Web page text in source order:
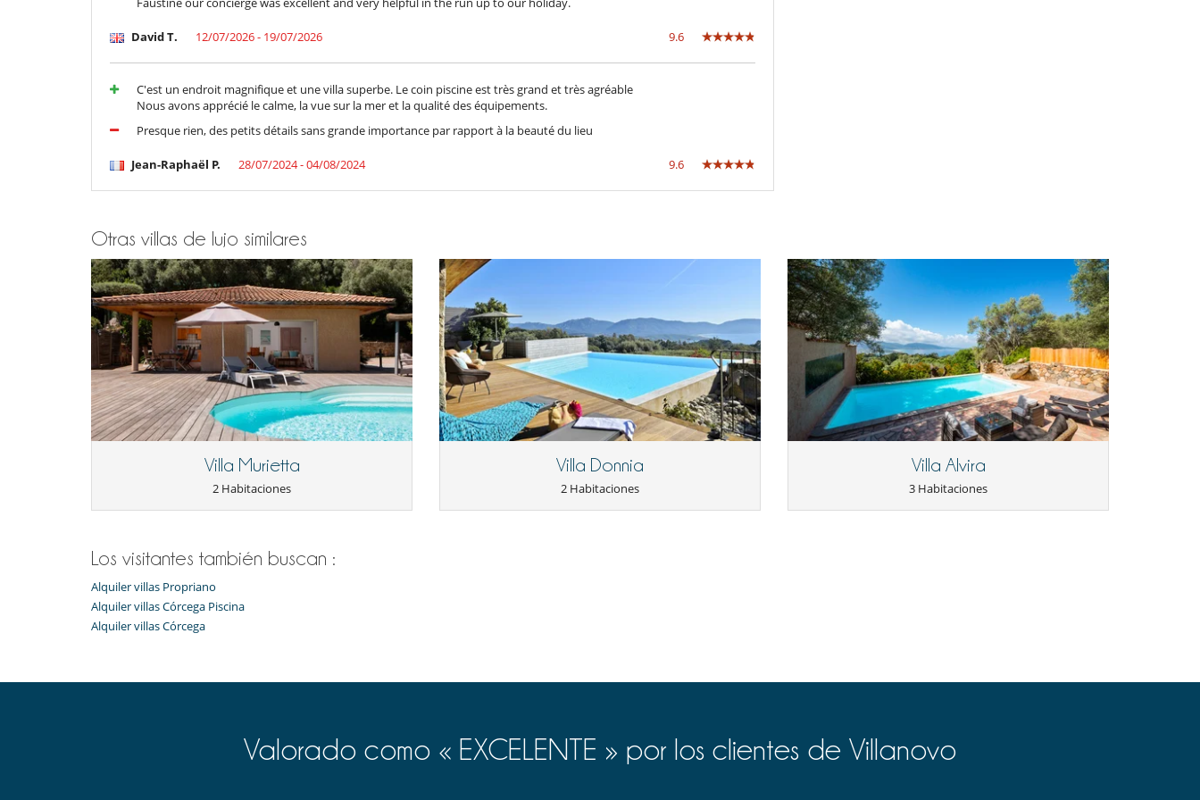
David T. 12/07/2026 - 19/07/2026 9.6
C'est un endroit magnifique et une villa superbe. Le coin piscine est très grand et très agréable
Nous avons apprécié le calme, la vue sur la mer et la qualité des équipements.
Presque rien, des petits détails sans grande importance par rapport à la beauté du lieu
Jean-Raphaël P. 28/07/2024 - 04/08/2024 9.6
Otras villas de lujo similares
Villa Murietta
2 Habitaciones
Villa Donnia
2 Habitaciones
Villa Alvira
3 Habitaciones
Los visitantes también buscan :
Alquiler villas Propriano
Alquiler villas Córcega Piscina
Alquiler villas Córcega
Valorado como « EXCELENTE » por los clientes de Villanovo